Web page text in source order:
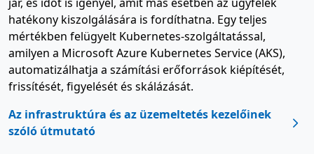
hatékony kiszolgálására is fordíthatna. Egy teljes
mértékben felügyelt Kubernetes-szolgáltatással,
amilyen a Microsoft Azure Kubernetes Service (AKS),
automatizálhatja a számítási erőforrások kiépítését,
frissítését, figyelését és skálázását.
Az infrastruktúra és az üzemeltetés kezelőinek
szóló útmutató